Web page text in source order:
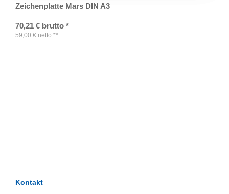
Zeichenplatte Mars DIN A3
70,21 € brutto *
59,00 € netto **
Kontakt